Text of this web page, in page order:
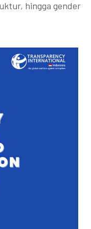
hingga gender